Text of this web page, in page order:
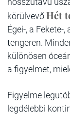
körülvevő Hét
Égei-, a Fekete-
tengeren.
különösen
a figyelmet,
Figyelme
legdélebbi